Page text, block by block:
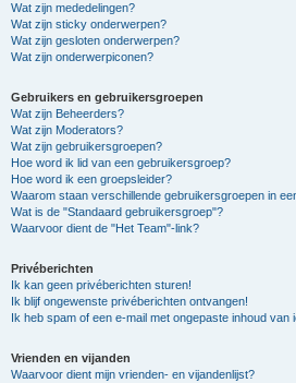
Wat zijn mededelingen?
Wat zijn sticky onderwerpen?
Wat zijn gesloten onderwerpen?
Wat zijn onderwerpiconen?
Gebruikers en gebruikersgroepen
Wat zijn Beheerders?
Wat zijn Moderators?
Wat zijn gebruikersgroepen?
Hoe word ik lid van een gebruikersgroep?
Hoe word ik een groepsleider?
Waarom staan verschillende gebruikersgroepen in
Wat is de "Standaard gebruikersgroep"?
Waarvoor dient de "Het Team"-link?
Privéberichten
Ik kan geen privéberichten sturen!
Ik blijf ongewenste privéberichten ontvangen!
Ik heb spam of een e-mail met ongepaste inhoud van
Vrienden en vijanden
Waarvoor dient mijn vrienden- en vijandenlijst?